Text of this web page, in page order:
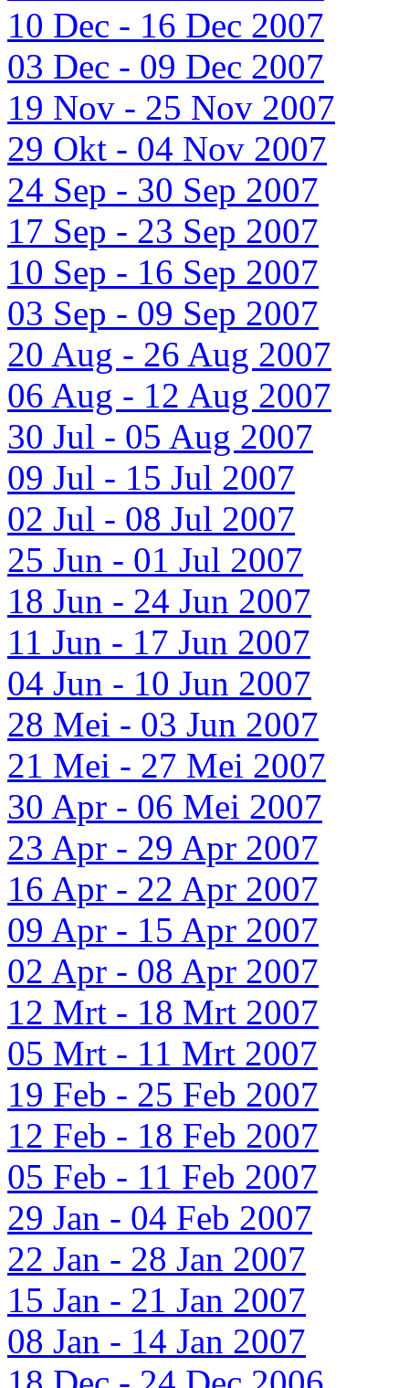
10 Dec - 16 Dec 2007
03 Dec - 09 Dec 2007
19 Nov - 25 Nov 2007
29 Okt - 04 Nov 2007
24 Sep - 30 Sep 2007
17 Sep - 23 Sep 2007
10 Sep - 16 Sep 2007
03 Sep - 09 Sep 2007
20 Aug - 26 Aug 2007
06 Aug - 12 Aug 2007
30 Jul - 05 Aug 2007
09 Jul - 15 Jul 2007
02 Jul - 08 Jul 2007
25 Jun - 01 Jul 2007
18 Jun - 24 Jun 2007
11 Jun - 17 Jun 2007
04 Jun - 10 Jun 2007
28 Mei - 03 Jun 2007
21 Mei - 27 Mei 2007
30 Apr - 06 Mei 2007
23 Apr - 29 Apr 2007
16 Apr - 22 Apr 2007
09 Apr - 15 Apr 2007
02 Apr - 08 Apr 2007
12 Mrt - 18 Mrt 2007
05 Mrt - 11 Mrt 2007
19 Feb - 25 Feb 2007
12 Feb - 18 Feb 2007
05 Feb - 11 Feb 2007
29 Jan - 04 Feb 2007
22 Jan - 28 Jan 2007
15 Jan - 21 Jan 2007
08 Jan - 14 Jan 2007